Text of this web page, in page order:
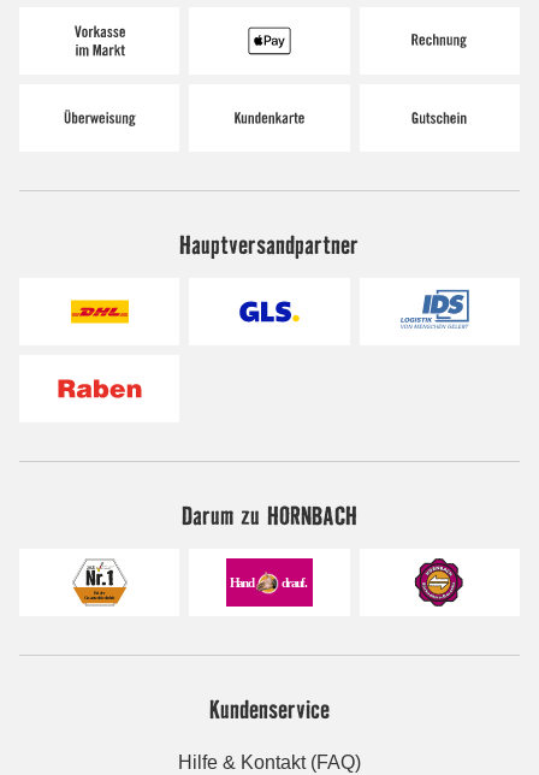
Hauptversandpartner
Darum zu HORNBACH
Kundenservice
Hilfe & Kontakt (FAQ)